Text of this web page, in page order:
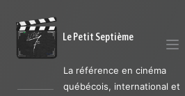
Le Petit Septième
La référence en cinéma
québécois, international et